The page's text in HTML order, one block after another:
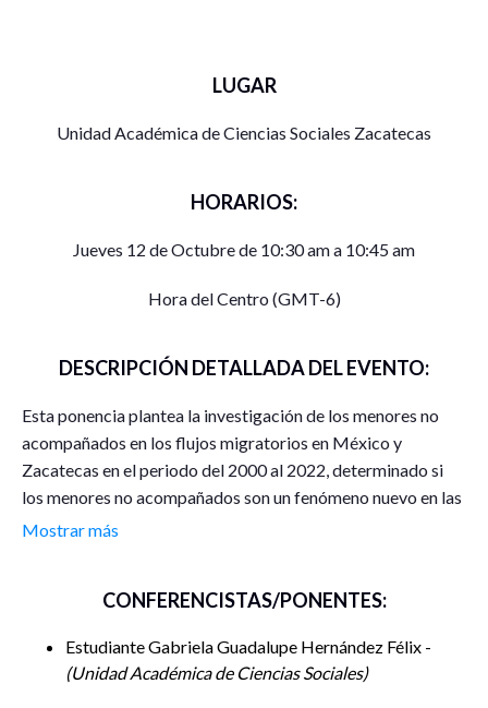
LUGAR
Unidad Académica de Ciencias Sociales Zacatecas
HORARIOS:
Jueves 12 de Octubre de 10:30 am a 10:45 am
Hora del Centro (GMT-6)
DESCRIPCIÓN DETALLADA DEL EVENTO:
Esta ponencia plantea la investigación de los menores no
acompañados en los flujos migratorios en México y
Zacatecas en el periodo del 2000 al 2022, determinado si
los menores no acompañados son un fenómeno nuevo en las
perspectivas sobre la selectividad de los migrantes, al igual
para finalmente identificar los riesgos y vulnerabilidades
tránsito por México y el Estado de Zacatecas.
Mostrar más
CONFERENCISTAS/PONENTES:
Estudiante Gabriela Guadalupe Hernández Félix -
Unidad Académica de Ciencias Sociales